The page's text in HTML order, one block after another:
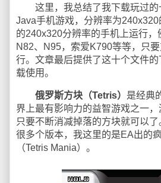
这里，我总结了我下载玩过的
Java手机游戏，分辨率为
的240x320分辨率的手机上运行，
N82、N95，索爱K790等等，只
行。文章最后提供了这十个文件
载使用。
俄罗斯方块（Tetris） 是经典
界上最有影响力的益智游戏之一，
只要不断消减掉落的方块就可以
很多个版本，我这里的是EA出的
（Tetris Mania）。